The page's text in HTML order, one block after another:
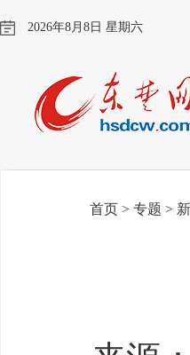
2026年8月8日 星期六
首页 > 专题 >